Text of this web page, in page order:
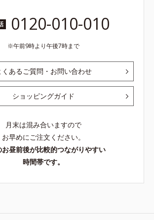
0120-010-010
午前9時より午後7時まで
くあるご質問・お問い合わせ
ショッピングガイド
月末は混み合いますので
お早めにご注文ください。
お昼前後が比較的つながりやすい
時間帯です。